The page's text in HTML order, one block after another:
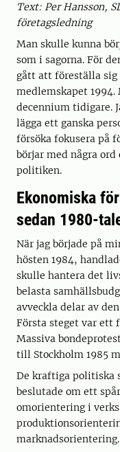
Text: Per Hansson,
företagsledning
Man skulle kunna
som i sagorna. För
gått att föreställa sig
medlemskapet
decennium tidigare.
lägga ett ganska
försöka fokusera på
börjar med några
politiken.
Ekonomiska
sedan 1980-
När jag började på
hösten 1984,
skulle hantera det
belasta
avveckla delar av
Första steget var ett
Massiva
till Stockholm 1985
De kraftiga politiska
beslutade om ett
omorientering i
marknadsorientering.